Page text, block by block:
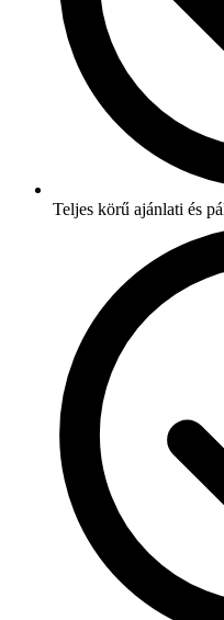
Teljes körű ajánlati és